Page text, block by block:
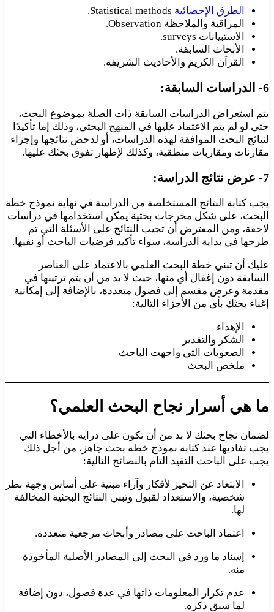
الطرق الإحصائية
المراقبة والملاحظة Observation.
الاستبيانات surveys.
الأبحاث السابقة.
القرآن الكريم والأحاديث الشريفة.
6- الدراسات السابقة:
يتم استعراض الدراسات السابقة ذات الصلة بموضوع البحث،
حتى لو لم يتم الاعتماد عليها في المنهج البحثي، وذلك إما تأكيدًا
لنتائج البحث الموافقة لهذه الدراسات، أو لدحض نتائجها وإجراء
مقارنات ومقاربات منطقية، وكذلك لإظهار تفوق بحثك عليها.
7- عرض نتائج الدراسة:
يجب كتابة النتائج المستخلصة من الدراسة في نهاية نموذج خطة
البحث، على شكل مخرجات بحثية يمكن استخدامها في دراسات
لاحقة، ومن المفترض أن تجيب النتائج على الأسئلة التي تم
طرحها في بداية الدراسة، سواء تأكيد فرضيات الباحث أو نفيها.
عليك أن تبني خطة البحث العلمي بالاعتماد على العناصر
السابقة دون إغفال أي منها، حيث لا بد من أن يتم ترتيبها في
مقدمة وعرض مقسم إلى فصول متعددة، بالإضافة إلى إمكانية
إغناء بحثك بأي من الأجزاء التالية:
الإهداء
الشكر والتقدير
الصعوبات التي واجهت الباحث
ملخص البحث
ما هي أسرار نجاح البحث العلمي؟
لضمان نجاح بحثك لا بد من أن تكون على دراية بالأخطاء التي
يجب تفاديها عند كتابة نموذج خطة بحث جاهز، من أجل ذلك
يجب على الباحث التقيد التام بالنصائح التالية:
الابتعاد عن التحيز لأفكار وآراء مبنية على أساس وجهة نظر
شخصية، والاستعداد لقبول وتبني النتائج البحثية المخالفة
لها.
اعتماد الباحث على مصادر وأبحاث مرجعية متعددة.
إسناد ما ورد في البحث إلى المصادر الأصلية المأخوذة
منه.
عدم تكرار المعلومات ذاتها في عدة فصول، دون إضافة
لما سبق ذكره.